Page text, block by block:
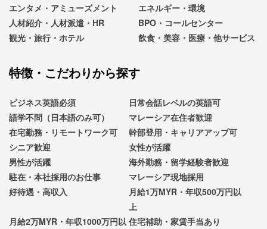
エンタメ・アミューズメント
エネルギー・環境
人材紹介・人材派遣・HR
BPO・コールセンター
観光・旅行・ホテル
飲食・美容・医療・他サービス
特徴・こだわりから探す
ビジネス英語必須
日常会話レベルの英語可
語学不問（日本語のみ可）
マレーシア在住者歓迎
在宅勤務・リモートワーク可
幹部登用・キャリアアップ可
シニア歓迎
女性が活躍
男性が活躍
海外勤務・留学経験者歓迎
駐在・本社採用のお仕事
マレーシア現地採用
好待遇・高収入
月給1万MYR・年収500万円以
上
月給2万MYR・年収1000万円以 住宅補助・家賃手当あり